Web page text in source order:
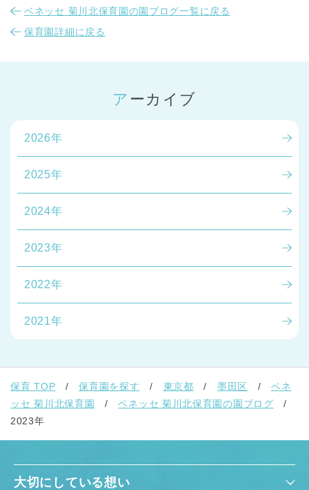
ベネッセ 菊川北保育園の園ブログ一覧に戻る
保育園詳細に戻る
アーカイブ
2026年
2025年
2024年
2023年
2022年
2021年
保育 TOP 保育園を探す 東京都 墨田区
ベネ
ッセ 菊川北保育園
ベネッセ 菊川北保育園の園ブログ
2023年
大切にしている想い